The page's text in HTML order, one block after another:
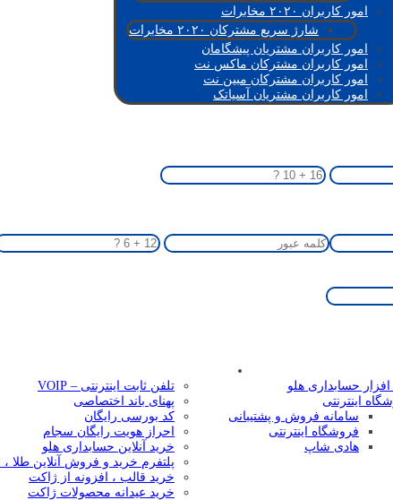
امور کاربران ۲۰۲۰ مخابرات
شارژ سریع مشترکان ۲۰۲۰ مخابرات
امور کاربران مشتریان پیشگامان
امور کاربران مشترکان ماکس نت
امور کاربران مشترکان مبین نت
امور کاربران مشتریان آسیاتک
حسابداری هلو
اینترنتی
سامانه فروش و پشتیبانی
فروشگاه اینترنتی
هادی شاپ
تلفن ثابت اینترنتی – VOIP
پهنای باند اختصاصی
کد بورسی رایگان
احراز هویت رایگان سجام
خرید آنلاین حسابداری هلو
پلتفرم خرید و فروش آنلاین طلا ،
خرید قالب ، افزونه از ژاکت
خرید عیدانه محصولات ژاکت